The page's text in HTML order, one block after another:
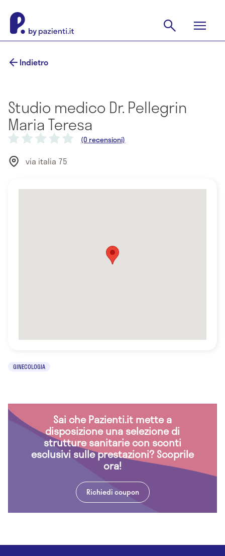
Indietro
Studio medico Dr. Pellegrin
Maria Teresa
(0 recensioni)
via italia 75
GINECOLOGIA
Sai che Pazienti.it mette a
disposizione una selezione di
strutture sanitarie con sconti
esclusivi sulle prestazioni? Scoprile
ora!
Richiedi coupon